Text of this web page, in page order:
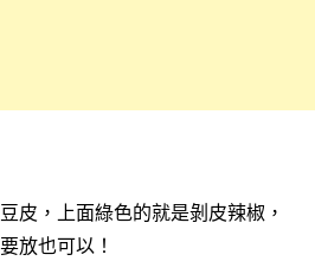
皮，上面綠色的就是剝皮辣椒，
放也可以！